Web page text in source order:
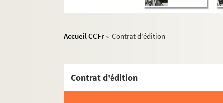
Accueil CCFr > Contrat d'édition
Contrat d'édition
Oeuvres littéraires